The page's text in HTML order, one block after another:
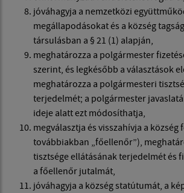
jóváhagyja a nemzetközi
megállapodásokat és a község
társulásban a § 21 (1) alapján,
meghatározza a polgármester
szerint, és legkésőbb a választások
meghatározza a polgármesteri
terjedelmét; a polgármester
ideje alatt ezt módosíthatja,
megválasztja és visszahívja a község
továbbiakban „főellenőr”),
tisztsége ellátásának terjedelmét és
a főellenőr jutalmát,
jóváhagyja a község statútumát, a